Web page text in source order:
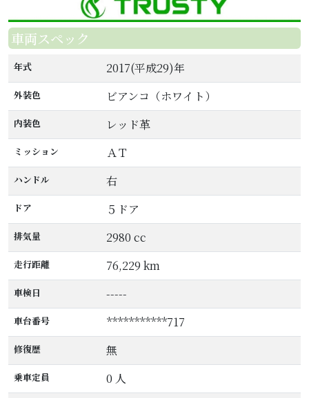
車両スペック
年式 2017(平成29)年
外装色 ビアンコ（ホワイト）
内装色 レッド革
ミッション ＡＴ
ハンドル 右
ドア ５ドア
排気量 2980 cc
走行距離 76,229 km
車検日 -----
車台番号 ***********717
修復歴 無
乗車定員 0 人